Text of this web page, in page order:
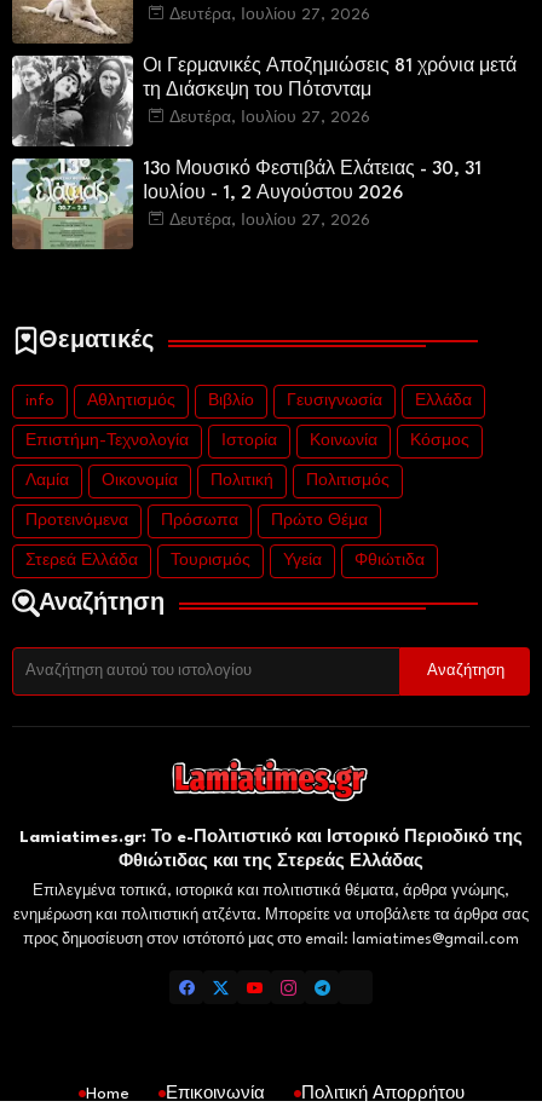
Δευτέρα, Ιουλίου 27, 2026
Οι Γερμανικές Αποζημιώσεις 81 χρόνια μετά
τη Διάσκεψη του Πότσνταμ
Δευτέρα, Ιουλίου 27, 2026
13ο Μουσικό Φεστιβάλ Ελάτειας - 30, 31
Ιουλίου - 1, 2 Αυγούστου 2026
Δευτέρα, Ιουλίου 27, 2026
Θεματικές
info Αθλητισμός Βιβλίο Γευσιγνωσία Ελλάδα
Επιστήμη-Τεχνολογία Ιστορία Κοινωνία Κόσμος
Λαμία Οικονομία Πολιτική Πολιτισμός
Προτεινόμενα Πρόσωπα Πρώτο Θέμα
Στερεά Ελλάδα Τουρισμός Υγεία Φθιώτιδα
Αναζήτηση
Lamiatimes.gr: Το e-Πολιτιστικό και Ιστορικό Περιοδικό της
Φθιώτιδας και της Στερεάς Ελλάδας
Επιλεγμένα τοπικά, ιστορικά και πολιτιστικά θέματα, άρθρα γνώμης,
ενημέρωση και πολιτιστική ατζέντα. Μπορείτε να υποβάλετε τα άρθρα σας
προς δημοσίευση στον ιστότοπό μας στο email: lamiatimes@gmail.com
Home Επικοινωνία Πολιτική Απορρήτου